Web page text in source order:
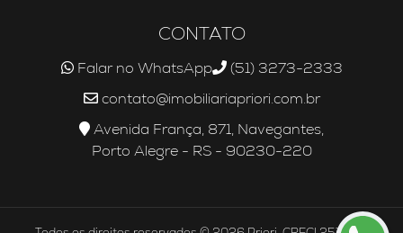
CONTATO
Falar no WhatsApp
(51) 3273-2333
contato@imobiliariapriori.com.br
Avenida França, 871, Navegantes,
Porto Alegre - RS - 90230-220